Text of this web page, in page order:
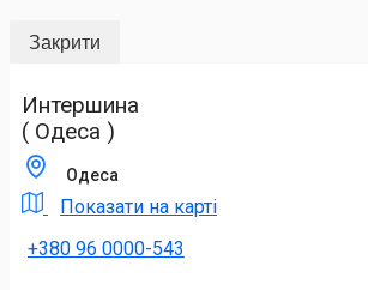
Закрити
Интершина
( Одеса )
Одеса
Показати на карті
+380 96 0000-543